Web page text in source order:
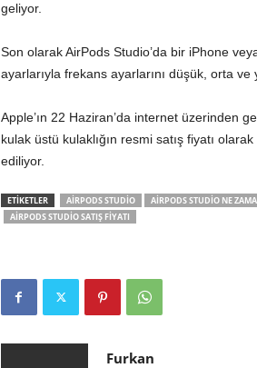
geliyor.
Son olarak AirPods Studio’da bir iPhone
ayarlarıyla frekans ayarlarını düşük, orta
Apple’ın 22 Haziran’da internet üzerinden
kulak üstü kulaklığın resmi satış fiyatı
ediliyor.
ETİKETLER AIRPODS STUDIO AIRPODS STUDIO NE
AIRPODS STUDIO SATIŞ FIYATI
Furkan